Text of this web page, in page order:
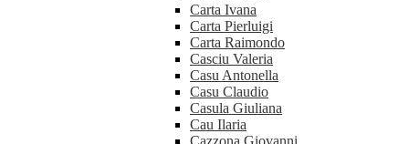
Carta Ivana
Carta Pierluigi
Carta Raimondo
Casciu Valeria
Casu Antonella
Casu Claudio
Casula Giuliana
Cau Ilaria